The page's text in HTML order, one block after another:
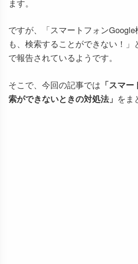
ます。
ですが、「スマートフォン
も、検索することができない！
で報告されているようです。
そこで、今回の記事では 「スマ
索ができないときの対処法」 をま